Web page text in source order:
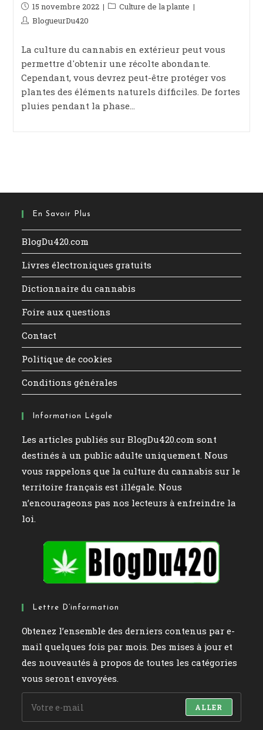
Publication
publiée :
15 novembre 2022
PostCulture de la plante
Auteur/autrice
la
BlogueurDu420
La culture du cannabis en extérieur peut vous
permettre d'obtenir une récolte abondante.
Cependant, vous devrez peut-être protéger vos
plantes des éléments naturels difficiles. De fortes
pluies pendant la phase…
En Savoir Plus
BlogDu420.com
Livres électroniques gratuits
Dictionnaire du cannabis
Foire aux questions
Contact
Politique de cookies
Conditions générales
Information Légale
Les articles publiés sur BlogDu420.com sont
destinés à un public adulte uniquement. Nous
vous rappelons que la culture du cannabis sur le
territoire français est illégale. Nous
n’encourageons pas nos lecteurs à enfreindre la
loi.
Lettre D’information
Obtenez l’ensemble des derniers contenus par e-
mail quelques fois par mois. Des mises à jour et
des nouveautés à propos de toutes les catégories
vous seront envoyées.
ALLER